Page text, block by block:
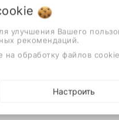
Описание
смеситель,
улучшения Вашего
рекомендаций.
обработку файлов
Настроить